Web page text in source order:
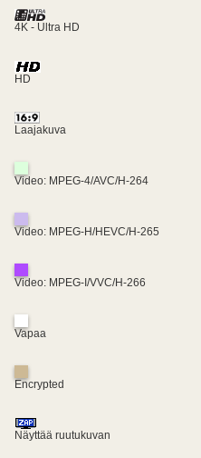
4K - Ultra HD
HD
Laajakuva
Video: MPEG-4/AVC/H-264
Video: MPEG-H/HEVC/H-265
Video: MPEG-I/VVC/H-266
Vapaa
Encrypted
Näyttää ruutukuvan